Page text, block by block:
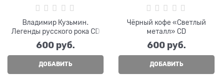
Владимир Кузьмин.
Легенды русского рока CD
600 руб.
ДОБАВИТЬ
Чёрный кофе «Светлый
металл» CD
600 руб.
ДОБАВИТЬ